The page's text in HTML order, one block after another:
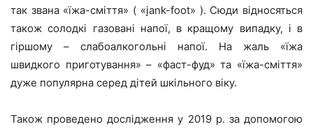
так звана «їжа-сміття» ( «jank-foot» ). Сюди відносяться
також солодкі газовані напої, в кращому випадку, і в
гіршому – слабоалкогольні напої. На жаль «їжа
швидкого приготування» – «фаст-фуд» та «їжа-сміття»
дуже популярна серед дітей шкільного віку.
Також проведено дослідження у 2019 р. за допомогою